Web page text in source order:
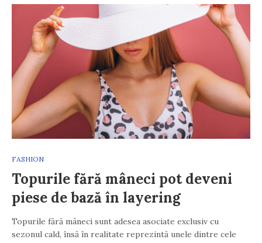
FASHION
Topurile fără mâneci pot deveni
piese de bază în layering
Topurile fără mâneci sunt adesea asociate exclusiv cu
sezonul cald, însă în realitate reprezintă unele dintre cele